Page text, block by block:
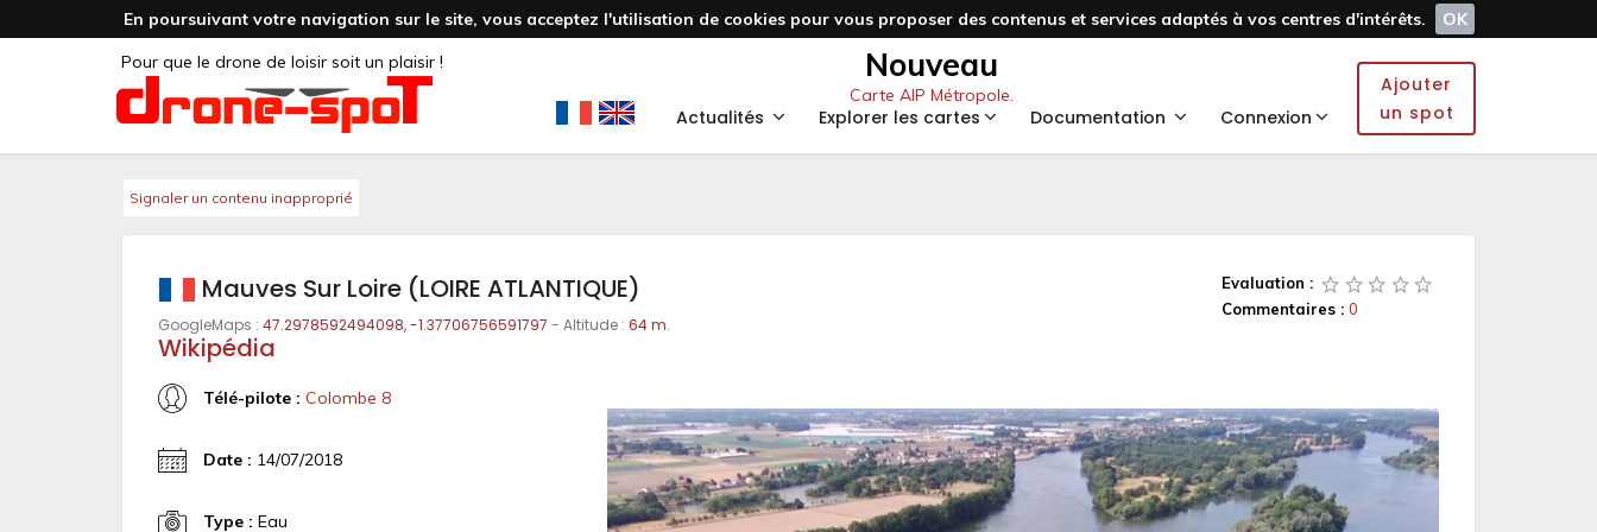
En poursuivant votre navigation sur le site, vous acceptez l'utilisation de cookies pour vous proposer des contenus et services adaptés à vos centres d'intérêts.
OK
Pour que le drone de loisir soit un plaisir !
Nouveau
Carte AIP Métropole.
Actualités Explorer les cartes Documentation Connexion
Ajouter
un spot
Signaler un contenu inapproprié
Evaluation :
Commentaires : 0
Mauves Sur Loire (LOIRE ATLANTIQUE)
GoogleMaps : 47.2978592494098, -1.37706756591797 - Altitude : 64 m.
Wikipédia
Télé-pilote : Colombe 8
Date : 14/07/2018
Type : Eau